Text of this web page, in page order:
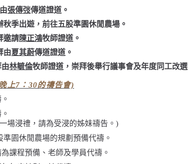
張傳弢傳道證道。
季出遊，前往五股準園休閒農場。
邀請陳正鴻牧師證道。
由夏其蔚傳道證道。
由林毓倫牧師證道 ，崇拜後舉行議事會及年度同工改選
上7：30的禱告會)
場浸禮，請為受浸的姊妹禱告。)
園休閒農場的規劃預備代禱。
課程預備、老師及學員代禱。